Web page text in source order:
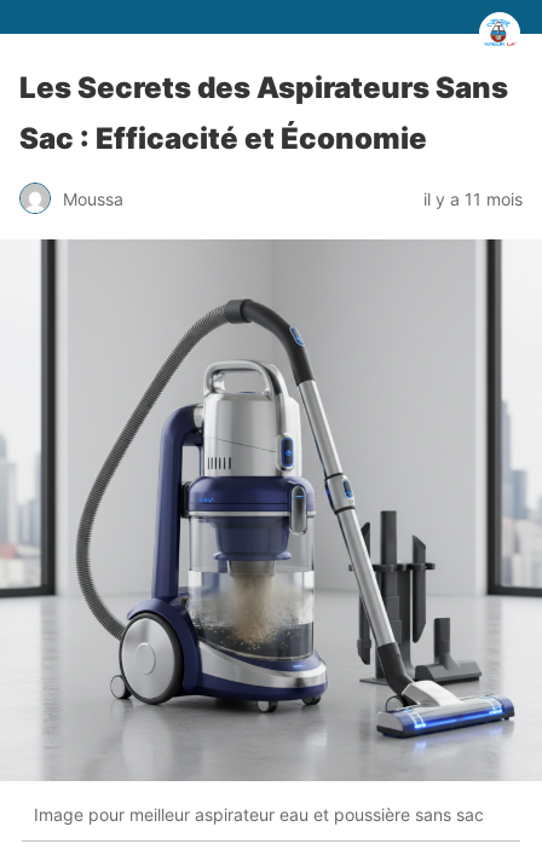
Les Secrets des Aspirateurs Sans
Sac : Efficacité et Économie
Moussa il y a 11 mois
Image pour meilleur aspirateur eau et poussière sans sac